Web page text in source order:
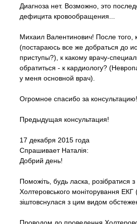
Диагноза нет. Возможно, это
дефицита кровообращения...
Михаил Валентинович! После того,
(постараюсь все же добраться до
приступы?), к какому врачу-
обратиться - к кардиологу?
у меня основной врач).
Огромное спасибо за консультацию!
Предыдущая консультация!
17 декабря 2015 года
Спрашивает Наталія:
Добрий день!
Поможіть, будь ласка, розібратися
Холтеровського моніторування
зіштовснулася з цим видом